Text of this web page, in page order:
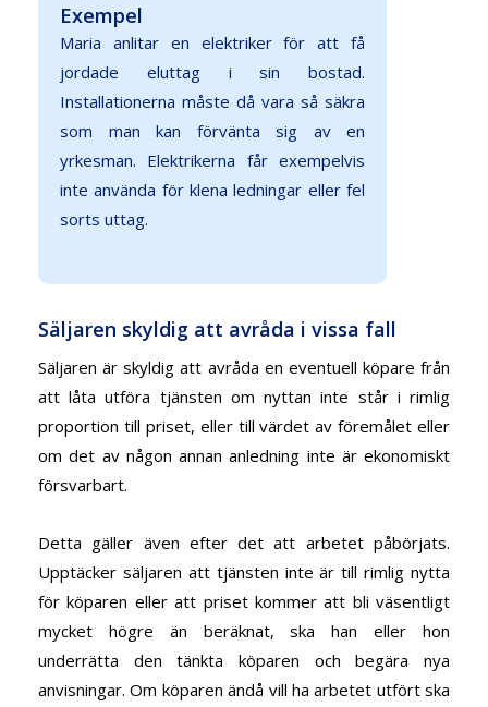
Exempel
Maria anlitar en elektriker för att få
jordade eluttag i sin bostad.
Installationerna måste då vara så säkra
som man kan förvänta sig av en
yrkesman. Elektrikerna får exempelvis
inte använda för klena ledningar eller fel
sorts uttag.
Säljaren skyldig att avråda i vissa fall
Säljaren är skyldig att avråda en eventuell köpare från
att låta utföra tjänsten om nyttan inte står i rimlig
proportion till priset, eller till värdet av föremålet eller
om det av någon annan anledning inte är ekonomiskt
försvarbart.
Detta gäller även efter det att arbetet påbörjats.
Upptäcker säljaren att tjänsten inte är till rimlig nytta
för köparen eller att priset kommer att bli väsentligt
mycket högre än beräknat, ska han eller hon
underrätta den tänkta köparen och begära nya
anvisningar. Om köparen ändå vill ha arbetet utfört ska